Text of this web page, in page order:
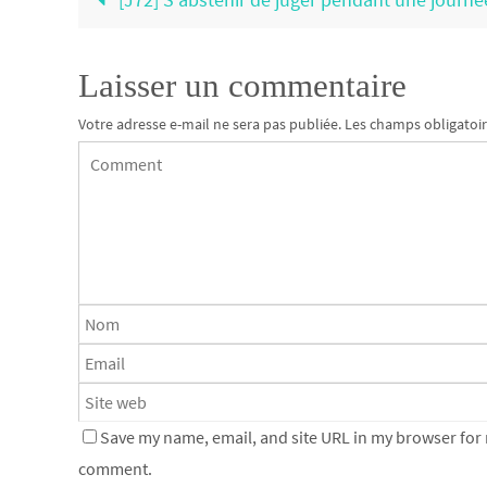
Laisser un commentaire
Votre adresse e-mail ne sera pas publiée. Les champs
Save my name, email, and site URL in my browser
comment.